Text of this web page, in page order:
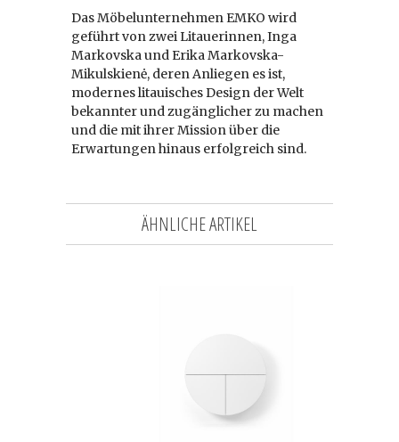
Das Möbelunternehmen EMKO wird
geführt von zwei Litauerinnen, Inga
Markovska und Erika Markovska-
Mikulskienė, deren Anliegen es ist,
modernes litauisches Design der Welt
bekannter und zugänglicher zu machen
und die mit ihrer Mission über die
Erwartungen hinaus erfolgreich sind.
ÄHNLICHE ARTIKEL